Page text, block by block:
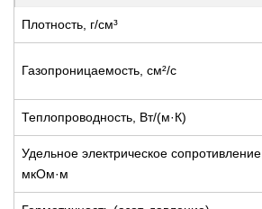
Плотность, г/см³
Газопроницаемость, см²/с
Теплопроводность, Вт/(м·К)
Удельное электрическое сопротивление,
мкОм·м